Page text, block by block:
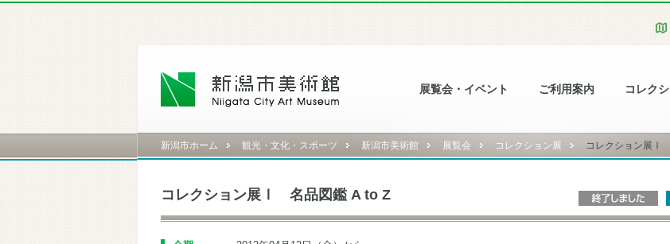
展覧会・イベント ご利用案内 コレク
新潟市ホーム 観光・文化・スポーツ 新潟市美術館 展覧会 コレクション展 コレクション展Ⅰ
コレクション展Ⅰ 名品図鑑 A to Z